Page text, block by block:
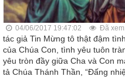
04/06/2017 19:47:02 Đã
tác giả Tin Mừng tô thật đậm
của Chúa Con, tình yêu tuôn
yêu tròn đầy giữa Cha và Con
tả Chúa Thánh Thần, “Đấng